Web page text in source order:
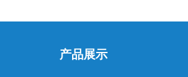
产品展示